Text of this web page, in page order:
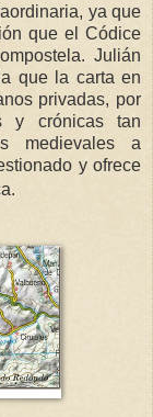
ya que
que el Códice
Julián
que la carta en
privadas, por
y crónicas tan
medievales a
y ofrece